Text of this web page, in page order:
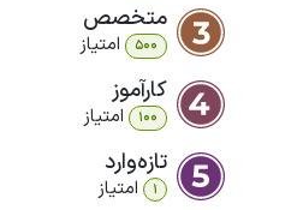
متخصص
500 امتیاز
کارآموز
100 امتیاز
تازه‌وارد
1 امتیاز